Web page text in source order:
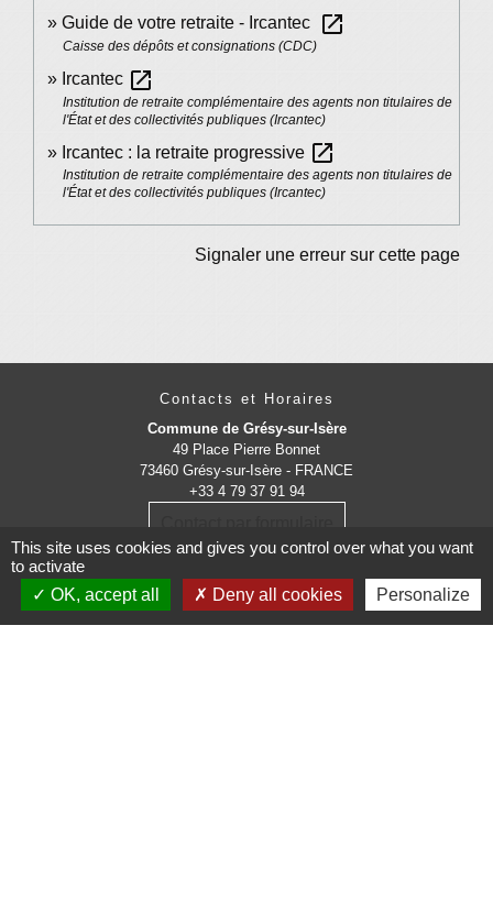
Guide de votre retraite - Ircantec open_in_new
Caisse des dépôts et consignations (CDC)
Ircantec open_in_new
Institution de retraite complémentaire des agents non titulaires de
l'État et des collectivités publiques (Ircantec)
Ircantec : la retraite progressive open_in_new
Institution de retraite complémentaire des agents non titulaires de
l'État et des collectivités publiques (Ircantec)
Signaler une erreur sur cette page
Contacts et Horaires
Commune de Grésy-sur-Isère
49 Place Pierre Bonnet
73460 Grésy-sur-Isère - FRANCE
+33 4 79 37 91 94
This site uses cookies and gives you control over what you want
to activate
OK, accept all
Deny all cookies Personalize